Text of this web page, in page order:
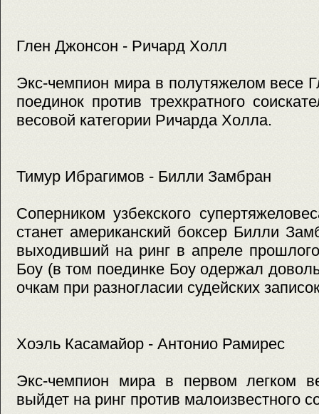
Глен Джонсон - Ричард Холл
Экс-чемпион мира в полутяжелом весе
поединок против трехкратного
весовой категории Ричарда Холла.
Тимур Ибрагимов - Билли Замбран
Соперником узбекского
станет американский боксер Билли
выходивший на ринг в апреле
Боу (в том поединке Боу одержал
очкам при разногласии судейских
Хоэль Касамайор - Антонио Рамирес
Экс-чемпион мира в первом легком
выйдет на ринг против малоизвестного